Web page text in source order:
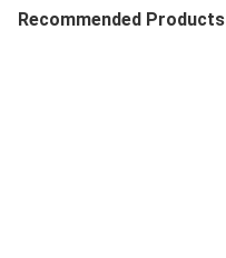
Recommended Products